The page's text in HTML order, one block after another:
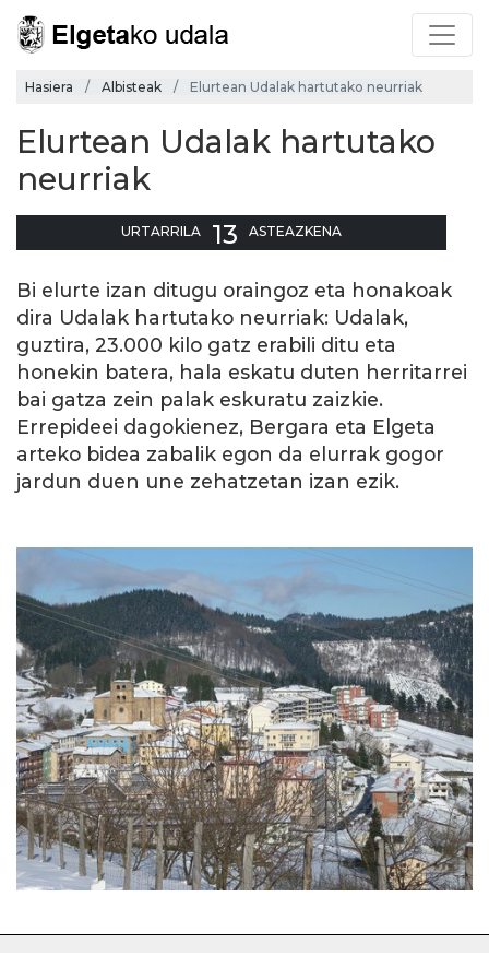
Hasiera Albisteak Elurtean Udalak hartutako neurriak
Elurtean Udalak hartutako
neurriak
URTARRILA 13 ASTEAZKENA
Bi elurte izan ditugu oraingoz eta honakoak
dira Udalak hartutako neurriak: Udalak,
guztira, 23.000 kilo gatz erabili ditu eta
honekin batera, hala eskatu duten herritarrei
bai gatza zein palak eskuratu zaizkie.
Errepideei dagokienez, Bergara eta Elgeta
arteko bidea zabalik egon da elurrak gogor
jardun duen une zehatzetan izan ezik.